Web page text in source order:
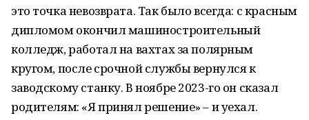
это точка невозврата. Так было всегда: с красным
дипломом окончил машиностроительный
колледж, работал на вахтах за полярным
кругом, после срочной службы вернулся к
заводскому станку. В ноябре 2023-го он сказал
родителям: «Я принял решение» – и уехал.